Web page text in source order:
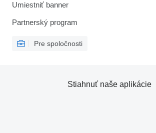
Umiestniť banner
Partnerský program
Pre spoločnosti
Stiahnuť naše aplikácie